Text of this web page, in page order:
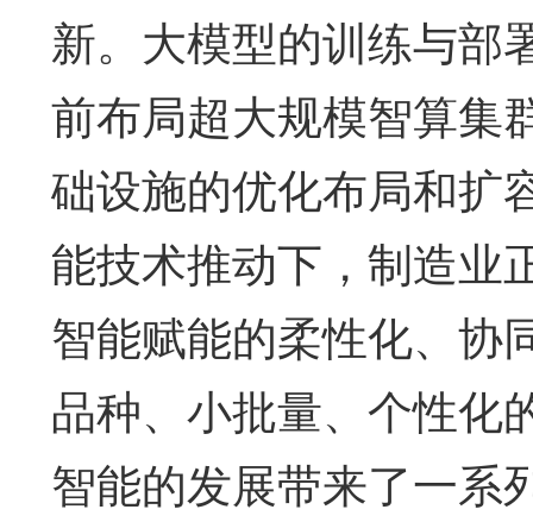
新。大模型的训练与部
前布局超大规模智算集
础设施的优化布局和扩
能技术推动下，制造业
智能赋能的柔性化、协
品种、小批量、个性化
智能的发展带来了一系